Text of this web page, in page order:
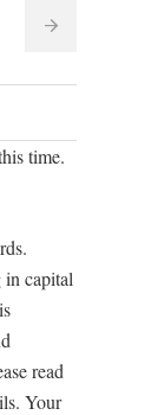
time.
capital
read
Your